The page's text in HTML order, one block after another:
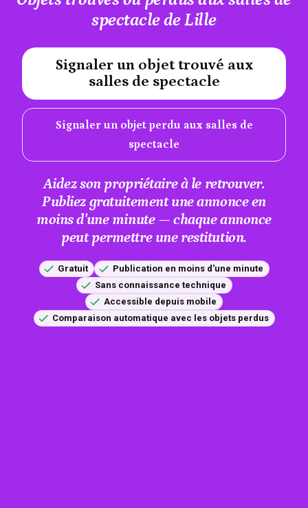
spectacle de Lille
Signaler un objet trouvé aux
salles de spectacle
Signaler un objet perdu aux salles de
spectacle
#A12AEB
Aidez son propriétaire à le retrouver.
Publiez gratuitement une annonce en
moins d'une minute — chaque annonce
peut permettre une restitution.
Gratuit
Publication en moins d'une minute
Sans connaissance technique
Accessible depuis mobile
Comparaison automatique avec les objets perdus